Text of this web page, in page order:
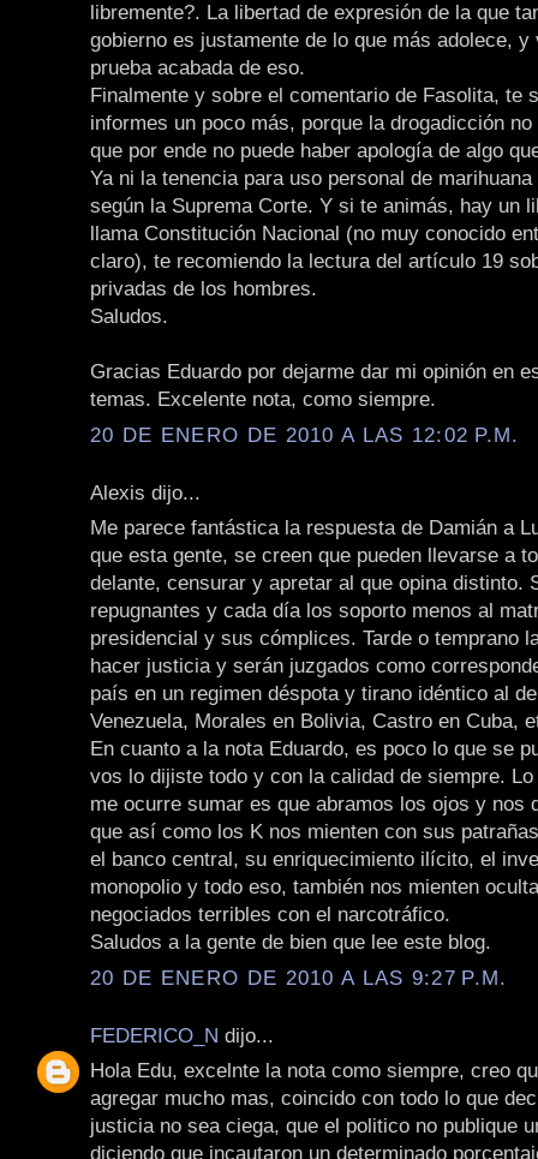
libremente?. La libertad de expresión de la que
gobierno es justamente de lo que más adolece, y
prueba acabada de eso.
Finalmente y sobre el comentario de Fasolita, te
informes un poco más, porque la drogadicción
que por ende no puede haber apología de algo
Ya ni la tenencia para uso personal de
según la Suprema Corte. Y si te animás, hay un
llama Constitución Nacional (no muy conocido
claro), te recomiendo la lectura del artículo 19
privadas de los hombres.
Saludos.
Gracias Eduardo por dejarme dar mi opinión en
temas. Excelente nota, como siempre.
20 DE ENERO DE 2010 A LAS 12:02 P.M.
Alexis dijo...
Me parece fantástica la respuesta de Damián a
que esta gente, se creen que pueden llevarse a
delante, censurar y apretar al que opina distinto.
repugnantes y cada día los soporto menos al
presidencial y sus cómplices. Tarde o temprano
hacer justicia y serán juzgados como
país en un regimen déspota y tirano idéntico al
Venezuela, Morales en Bolivia, Castro en Cuba,
En cuanto a la nota Eduardo, es poco lo que se
vos lo dijiste todo y con la calidad de siempre.
me ocurre sumar es que abramos los ojos y nos
que así como los K nos mienten con sus
el banco central, su enriquecimiento ilícito, el
monopolio y todo eso, también nos mienten
negociados terribles con el narcotráfico.
Saludos a la gente de bien que lee este blog.
20 DE ENERO DE 2010 A LAS 9:27 P.M.
FEDERICO_N dijo...
Hola Edu, excelnte la nota como siempre, creo
agregar mucho mas, coincido con todo lo que
justicia no sea ciega, que el politico no publique
diciendo que incautaron un determinado